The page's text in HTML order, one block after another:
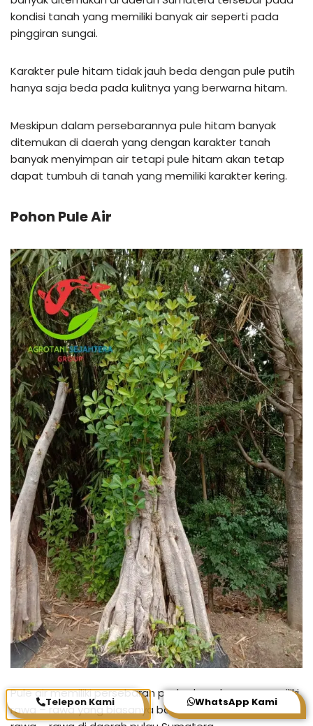
kondisi tanah yang memiliki banyak air seperti pada
pinggiran sungai.
Karakter pule hitam tidak jauh beda dengan pule putih
hanya saja beda pada kulitnya yang berwarna hitam.
Meskipun dalam persebarannya pule hitam banyak
ditemukan di daerah yang dengan karakter tanah
banyak menyimpan air tetapi pule hitam akan tetap
dapat tumbuh di tanah yang memiliki karakter kering.
Pohon Pule Air
Pule air memiliki persebaran pada daerah yang memiliki
rawa – rawa yang biasanya banyak ditemukan pada
Telepon Kami WhatsApp Kami